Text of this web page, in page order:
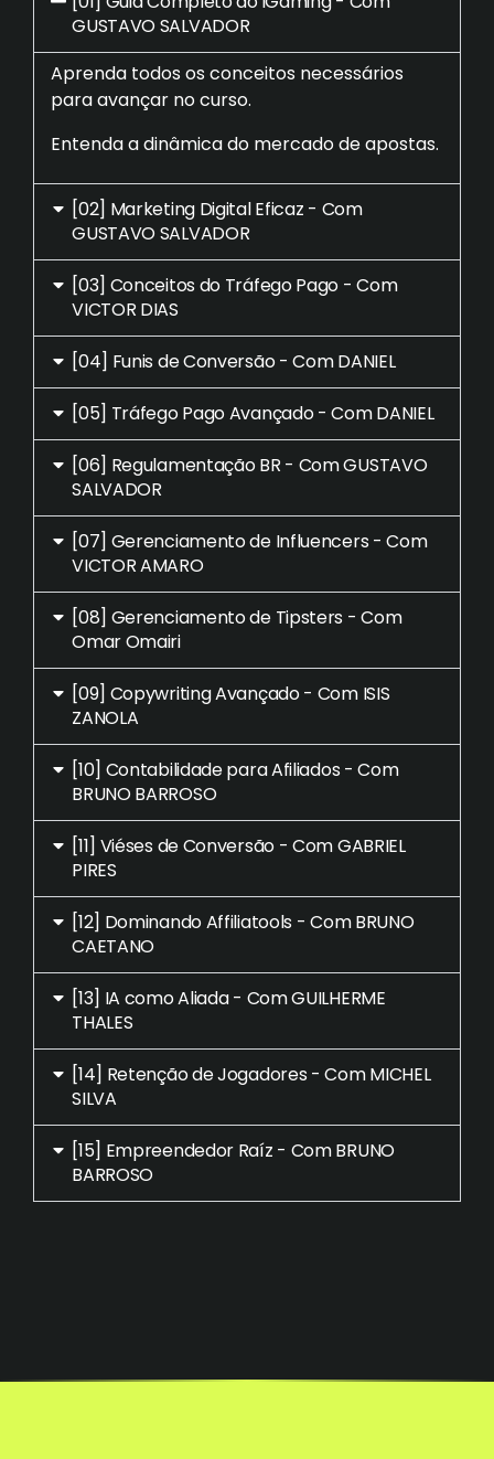
GUSTAVO SALVADOR
Aprenda todos os conceitos necessários
para avançar no curso.
Entenda a dinâmica do mercado de apostas.
[02] Marketing Digital Eficaz - Com
GUSTAVO SALVADOR
[03] Conceitos do Tráfego Pago - Com
VICTOR DIAS
[04] Funis de Conversão - Com DANIEL
[05] Tráfego Pago Avançado - Com DANIEL
[06] Regulamentação BR - Com GUSTAVO
SALVADOR
[07] Gerenciamento de Influencers - Com
VICTOR AMARO
[08] Gerenciamento de Tipsters - Com
Omar Omairi
[09] Copywriting Avançado - Com ISIS
ZANOLA
[10] Contabilidade para Afiliados - Com
BRUNO BARROSO
[11] Viéses de Conversão - Com GABRIEL
PIRES
[12] Dominando Affiliatools - Com BRUNO
CAETANO
[13] IA como Aliada - Com GUILHERME
THALES
[14] Retenção de Jogadores - Com MICHEL
SILVA
[15] Empreendedor Raíz - Com BRUNO
BARROSO